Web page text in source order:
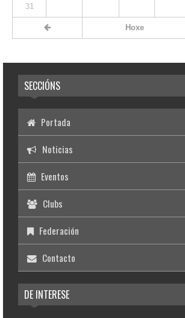
31
Hoxe
SECCIÓNS
Portada
Noticias
Eventos
Clubs
Federación
Contacto
DE INTERESE